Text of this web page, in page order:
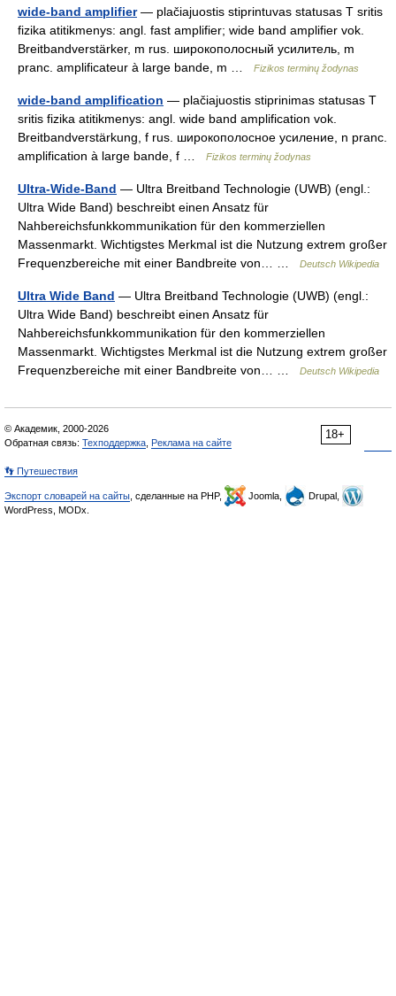
wide-band amplifier— plačiajuostis stiprintuvas statusas T sritis
fizika atitikmenys: angl. fast amplifier; wide band amplifier vok.
Breitbandverstärker, m rus. широкополосный усилитель, m
pranc. amplificateur à large bande, m …
Fizikos terminų žodynas
wide-band amplification — plačiajuostis stiprinimas statusas T
sritis fizika atitikmenys: angl. wide band amplification vok.
Breitbandverstärkung, f rus. широкополосное усиление, n pranc.
amplification à large bande, f …
Fizikos terminų žodynas
Ultra-Wide-Band — Ultra Breitband Technologie (UWB) (engl.:
Ultra Wide Band) beschreibt einen Ansatz für
Nahbereichsfunkkommunikation für den kommerziellen
Massenmarkt. Wichtigstes Merkmal ist die Nutzung extrem großer
Frequenzbereiche mit einer Bandbreite von… …
Deutsch Wikipedia
Ultra Wide Band — Ultra Breitband Technologie (UWB) (engl.:
Ultra Wide Band) beschreibt einen Ansatz für
Nahbereichsfunkkommunikation für den kommerziellen
Massenmarkt. Wichtigstes Merkmal ist die Nutzung extrem großer
Frequenzbereiche mit einer Bandbreite von… …
Deutsch Wikipedia
18+
© Академик, 2000-2026
Обратная связь: Техподдержка Реклама на сайте
👣 Путешествия
Экспорт словарей на сайты , сделанные на PHP, Joomla,
Drupal,
WordPress, MODx.